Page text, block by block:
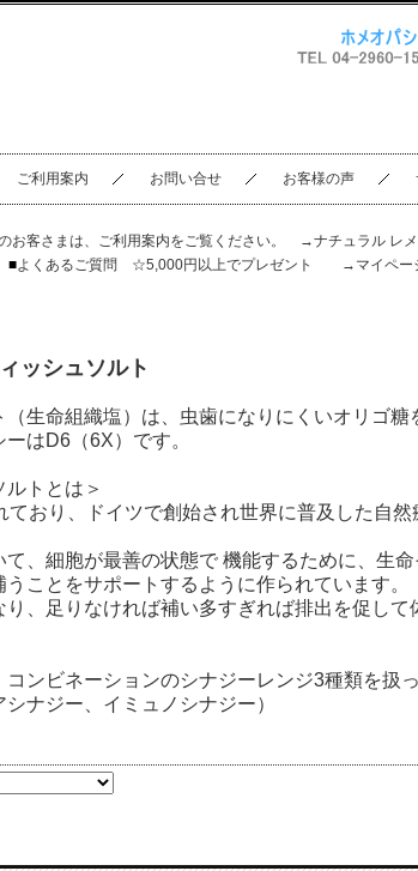
ご利用案内 お問い合せ お客様の声
客さまは、 ご利用案内をご覧ください。
→ナチュラル レ
■よくあるご質問 ☆5,000円以上でプレゼント →マイペー
ッシュソルト
生命組織塩）は、虫歯になりにくいオリゴ糖
はD6（6X）です。
トとは＞
ており、ドイツで創始され世界に普及した自然
、細胞が最善の状態で 機能するために、生
ことをサポートするように作られています。
、足りなければ補い多すぎれば排出を促して
ンビネーションのシナジーレンジ3種類を扱っ
ナジー、イミュノシナジー）